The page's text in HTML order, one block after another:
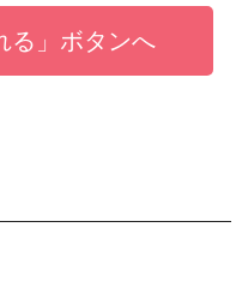
る」ボタンへ